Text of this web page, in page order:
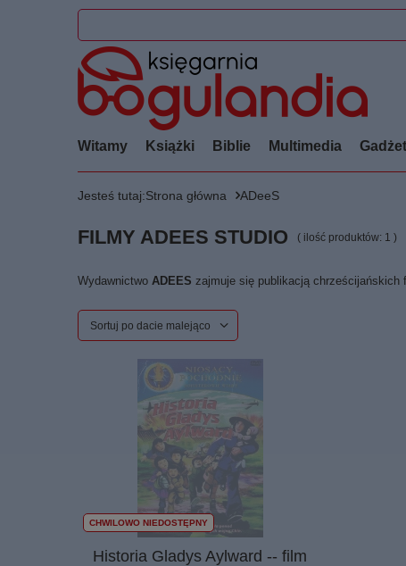
Witamy Książki Biblie Multimedia
Jesteś tutaj:Strona główna ADeeS
FILMY ADEES STUDIO ( ilość produktów: 1 )
Wydawnictwo ADEES zajmuje się publikacją chrześcijańskich
Zmień sortowanie
Sortuj po dacie malejąco
CHWILOWO NIEDOSTĘPNY
Historia Gladys Aylward -- film